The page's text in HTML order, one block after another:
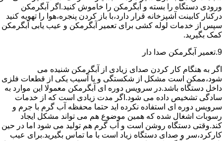
ورودی دستگاه را بسته و آبگرمکن را خاموش کنید.اگر آبگرمکن
درکنار کابینت آشپزخانه قرار دارد،با باز کردن پنجره،هوا را تهویه کنید
سپس از خدمات لوله کشی برای تعمیر آبگرمکن و عیب یابی آبگرمکن
کمک بگیرید.
9.تعمیر آبگرمکن صدا دار
اگر به هنگام کار کردن صدای زیادی از آبگرمکن شنیده می
شود،ممکن است مشکل از شکستگی و یا آسیب یکی از قطعات فلزی
داخل دستگاه باشد.در سرویس دوره ای آبگرمکن معمولا این موارد به
سادگی تشخیص داده می شود.اگر مدت زیادی است که از خدمات
سرویس دوره ای استفاده نکرده اید حتما محفظه آب گرم با جرم و
رسوبات اشغال شده که همین موضوع هم می تواند مشکل ایجاد
کند.وقتی دستگاه روشن است و آب گرم هم تولید می شود اما در حین
کارکرد،سر و صدای دستگاه زیاد است با ما تماس بگیرید.برای عیب